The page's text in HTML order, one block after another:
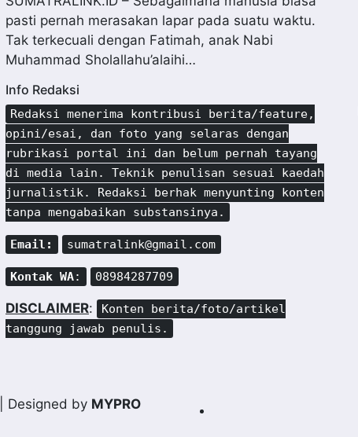
pasti pernah merasakan lapar pada suatu waktu.
Tak terkecuali dengan Fatimah, anak Nabi
Muhammad Sholallahu’alaihi…
Info Redaksi
Redaksi menerima kontribusi berita/feature,
opini/esai, dan foto yang selaras dengan
rubrikasi portal ini dan belum pernah tayang
di media lain. Teknik penulisan sesuai kaedah
jurnalistik. Redaksi berhak menyunting konten
tanpa mengabaikan substansinya.
Email: sumatralink@gmail.com
Kontak WA: 08984287709
DISCLAIMER:
Konten berita/foto/artikel
tanggung jawab penulis.
| Designed by MYPRO